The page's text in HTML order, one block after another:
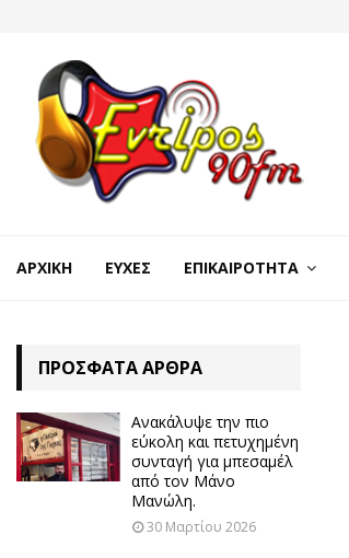
ΑΡΧΙΚΉ ΕΥΧΈΣ ΕΠΙΚΑΙΡΌΤΗΤΑ
ΠΡΌΣΦΑΤΑ ΆΡΘΡΑ
Ανακάλυψε την πιο
εύκολη και πετυχημένη
συνταγή για μπεσαμέλ
από τον Μάνο
Μανώλη.
30 Μαρτίου 2026